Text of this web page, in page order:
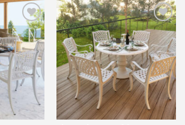
Add to
wishlist
Add to
wishlist